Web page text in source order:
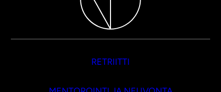
RETRIITTI